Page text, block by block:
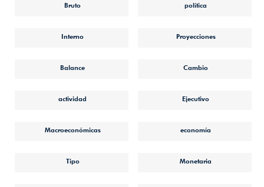
Bruto política
Interno Proyecciones
Balance Cambio
actividad Ejecutivo
Macroeconómicas economía
Tipo Monetaria